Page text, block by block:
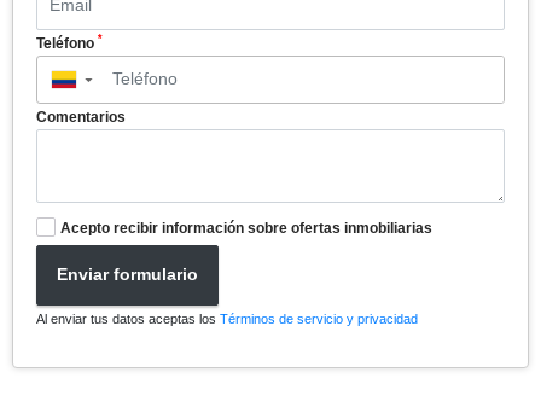
Teléfono *
▼
Comentarios
Acepto recibir información sobre ofertas inmobiliarias
Enviar formulario
Al enviar tus datos aceptas los Términos de servicio y privacidad